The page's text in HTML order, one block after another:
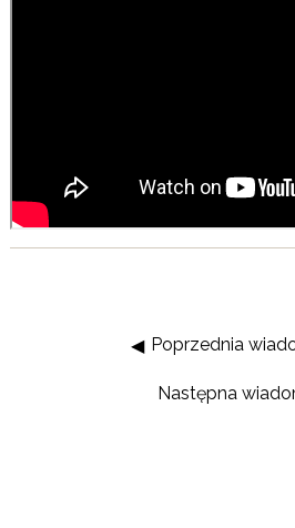
Poprzednia
Następna